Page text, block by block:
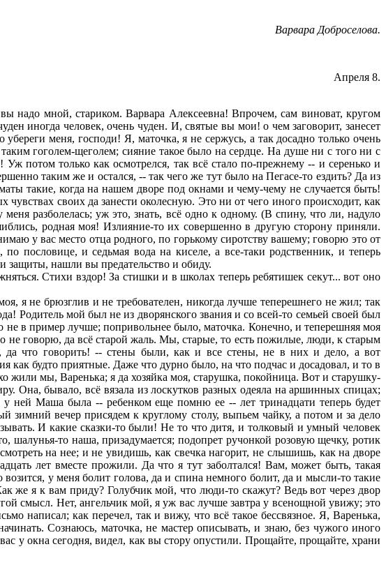
Варвара Доброселова.
Апреля 8.
мной, стариком. Варвара Алексеевна! Впрочем, сам виноват, кругом
иногда человек, очень чуден. И, святые вы мои! о чем заговорит, занесет
меня, господи! Я, маточка, я не сержусь, а так досадно только очень
гоголем-щеголем; сияние такое было на сердце. На душе ни с того ни с
потом только как осмотрелся, так всё стало по-прежнему -- и серенько и
таким же и остался, -- так чего же тут было на Пегасе-то ездить? Да из
такие, когда на нашем дворе под окнами и чему-чему не случается быть!
чувствах своих да занести околесную. Это ни от чего иного происходит, как
разболелась; уж это, знать, всё одно к одному. (В спину, что ли, надуло
родная моя! Излияние-то их совершенно в другую сторону приняли.
у вас место отца родного, по горькому сиротству вашему; говорю это от
пословице, и седьмая вода на киселе, а все-таки родственник, и теперь
защиты, нашли вы предательство и обиду.
Стихи вздор! За стишки и в школах теперь ребятишек секут... вот оно
я не брюзглив и не требователен, никогда лучше теперешнего не жил; так
Родитель мой был не из дворянского звания и со всей-то семьей своей был
в пример лучше; попривольнее было, маточка. Конечно, и теперешняя моя
не говорю, да всё старой жаль. Мы, старые, то есть пожилые, люди, к старым
да что говорить! -- стены были, как и все стены, не в них и дело, а вот
будто приятные. Даже что дурно было, на что подчас и досадовал, и то в
жили мы, Варенька; я да хозяйка моя, старушка, покойница. Вот и старушку-
Она, бывало, всё вязала из лоскутков разных одеяла на аршинных спицах;
ней Маша была -- ребенком еще помню ее -- лет тринадцати теперь будет
вечер присядем к круглому столу, выпьем чайку, а потом и за дело
И какие сказки-то были! Не то что дитя, и толковый и умный человек
шалунья-то наша, призадумается; подопрет ручонкой розовую щечку, ротик
на нее; и не увидишь, как свечка нагорит, не слышишь, как на дворе
лет вместе прожили. Да что я тут заболтался! Вам, может быть, такая
у меня болит голова, да и спина немного болит, да и мысли-то такие
же я к вам приду? Голубчик мой, что люди-то скажут? Ведь вот через двор
смысл. Нет, ангельчик мой, я уж вас лучше завтра у всенощной увижу; это
написал; как перечел, так и вижу, что всё такое бессвязное. Я, Варенька,
Сознаюсь, маточка, не мастер описывать, и знаю, без чужого иного
у окна сегодня, видел, как вы стору опустили. Прощайте, прощайте, храни